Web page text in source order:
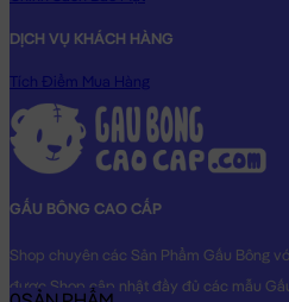
Thỏ Bông Le Sucresẽ là món quà
dành cho người thân yêu của bạn!
Hình ảnh Thỏ Bông Le Sucre, hình
Shop TỰ CHỤP.
DỊCH VỤ KHÁCH HÀNG
Tích Điểm Mua Hàng
GẤU BÔNG CAO CẤP
Shop chuyên các Sản Phẩm Gấu Bông
được Shop cập nhật đầy đủ các mẫu